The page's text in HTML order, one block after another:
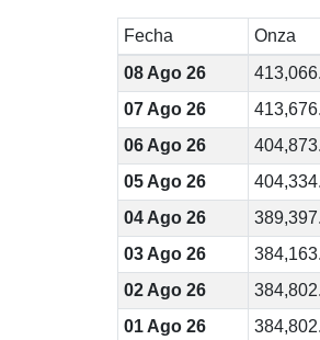
Fecha Onza
08 Ago 26
07 Ago 26
06 Ago 26
05 Ago 26
04 Ago 26
03 Ago 26
02 Ago 26
01 Ago 26